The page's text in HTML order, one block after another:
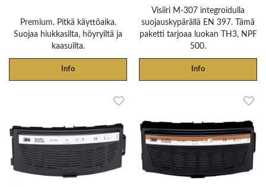
Premium. Pitkä käyttöaika.
Suojaa hiukkasilta, höyryiltä ja
kaasuilta.
Info
Visiiri M-307 integroidulla
suojauskypärällä EN 397. Tämä
paketti tarjoaa luokan TH3, NPF
500.
Info